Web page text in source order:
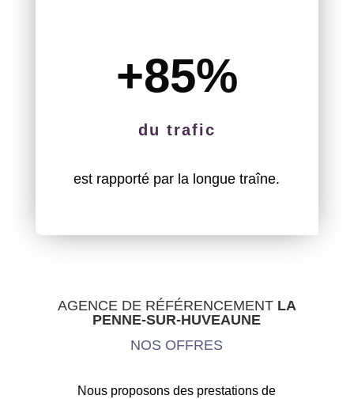
+85%
du trafic
est rapporté par la longue traîne.
AGENCE DE RÉFÉRENCEMENT LA
PENNE-SUR-HUVEAUNE
NOS OFFRES
Nous proposons des prestations de